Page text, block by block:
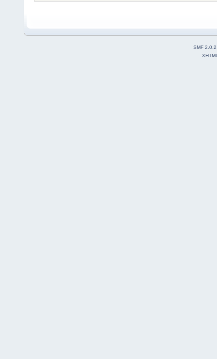
SMF 2.0.2